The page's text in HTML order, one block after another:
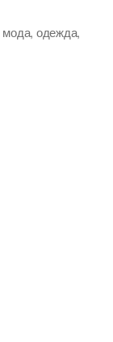
мода, одежда,